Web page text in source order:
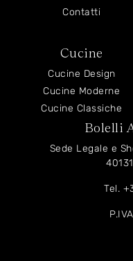
Contatti
Cucine
Cucine Design
Cucine Moderne
Cucine Classiche
Bolelli
Sede Legale e
Tel.